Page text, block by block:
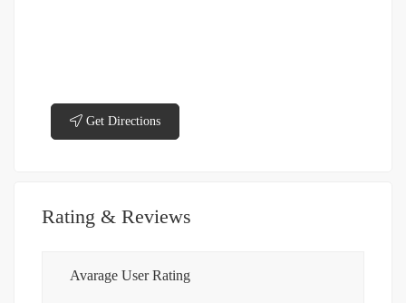
Get Directions
Rating & Reviews
Avarage User Rating